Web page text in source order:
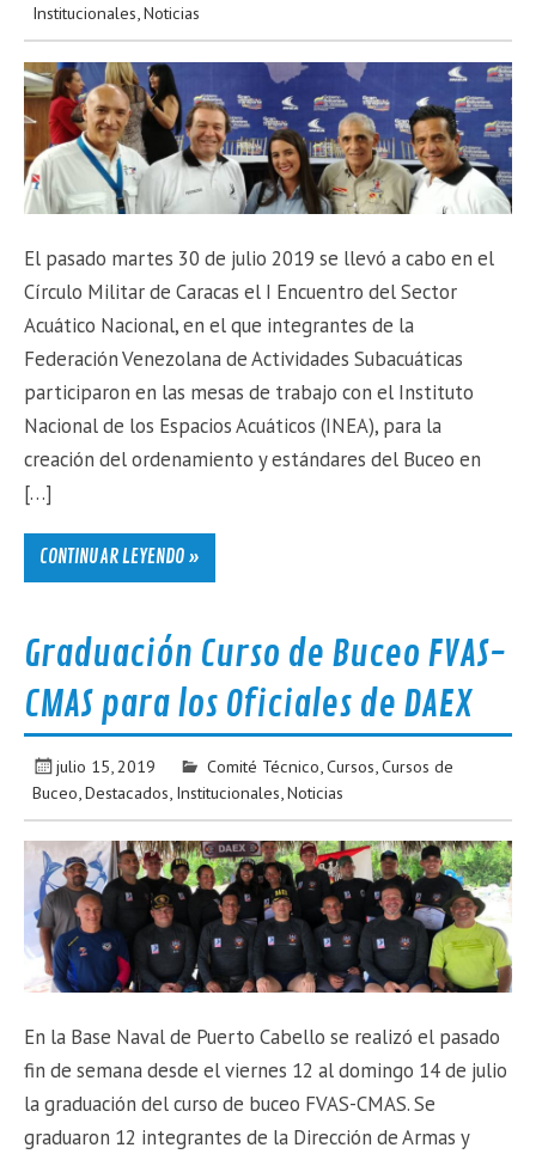
Institucionales,Noticias
El pasado martes 30 de julio 2019 se llevó a cabo en el
Círculo Militar de Caracas el I Encuentro del Sector
Acuático Nacional, en el que integrantes de la
Federación Venezolana de Actividades Subacuáticas
participaron en las mesas de trabajo con el Instituto
Nacional de los Espacios Acuáticos (INEA), para la
creación del ordenamiento y estándares del Buceo en
[…]
CONTINUAR LEYENDO »
Graduación Curso de Buceo FVAS-
CMAS para los Oficiales de DAEX
julio 15, 2019 Comité Técnico,Cursos,Cursos de
Buceo,Destacados, Institucionales,Noticias
En la Base Naval de Puerto Cabello se realizó el pasado
fin de semana desde el viernes 12 al domingo 14 de julio
la graduación del curso de buceo FVAS-CMAS. Se
graduaron 12 integrantes de la Dirección de Armas y